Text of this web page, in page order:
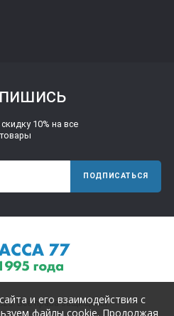
10% на все
товары
ПОДПИСАТЬСЯ
Все права защищены.
и его взаимодействия с
файлы cookie. Продолжая